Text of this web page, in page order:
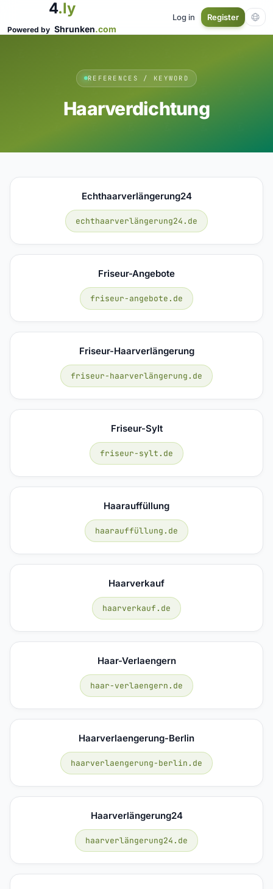
4.ly
Powered by Shrunken.com
Log in Register
REFERENCES / KEYWORD
Haarverdichtung
Echthaarverlängerung24
echthaarverlängerung24.de
Friseur-Angebote
friseur-angebote.de
Friseur-Haarverlängerung
friseur-haarverlängerung.de
Friseur-Sylt
friseur-sylt.de
Haarauffüllung
haarauffüllung.de
Haarverkauf
haarverkauf.de
Haar-Verlaengern
haar-verlaengern.de
Haarverlaengerung-Berlin
haarverlaengerung-berlin.de
Haarverlängerung24
haarverlängerung24.de